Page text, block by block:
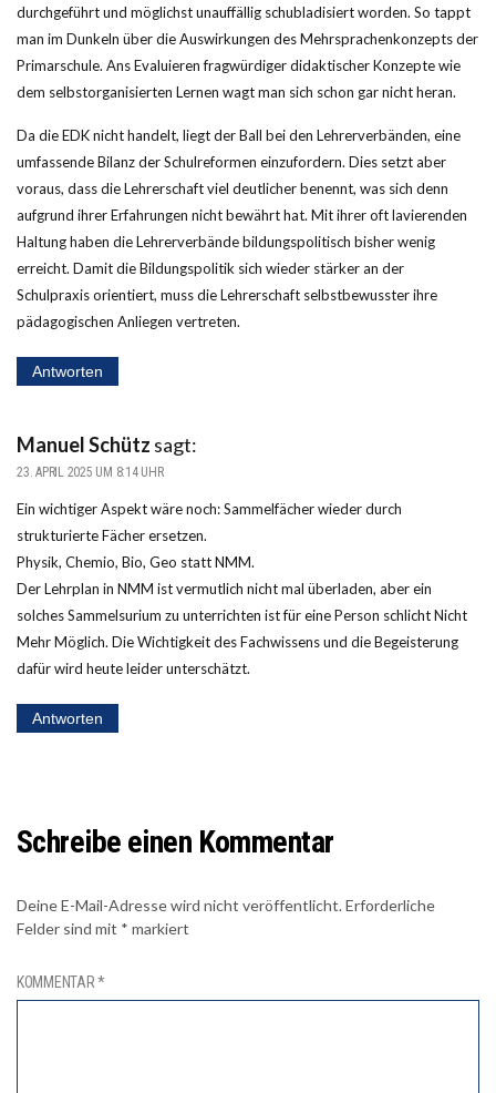
durchgeführt und möglichst unauffällig schubladisiert worden. So tappt
man im Dunkeln über die Auswirkungen des Mehrsprachenkonzepts der
Primarschule. Ans Evaluieren fragwürdiger didaktischer Konzepte wie
dem selbstorganisierten Lernen wagt man sich schon gar nicht heran.
Da die EDK nicht handelt, liegt der Ball bei den Lehrerverbänden, eine
umfassende Bilanz der Schulreformen einzufordern. Dies setzt aber
voraus, dass die Lehrerschaft viel deutlicher benennt, was sich denn
aufgrund ihrer Erfahrungen nicht bewährt hat. Mit ihrer oft lavierenden
Haltung haben die Lehrerverbände bildungspolitisch bisher wenig
erreicht. Damit die Bildungspolitik sich wieder stärker an der
Schulpraxis orientiert, muss die Lehrerschaft selbstbewusster ihre
pädagogischen Anliegen vertreten.
Antworten
Manuel Schütz sagt:
23. APRIL 2025 UM 8:14 UHR
Ein wichtiger Aspekt wäre noch: Sammelfächer wieder durch
strukturierte Fächer ersetzen.
Physik, Chemio, Bio, Geo statt NMM.
Der Lehrplan in NMM ist vermutlich nicht mal überladen, aber ein
solches Sammelsurium zu unterrichten ist für eine Person schlicht Nicht
Mehr Möglich. Die Wichtigkeit des Fachwissens und die Begeisterung
dafür wird heute leider unterschätzt.
Antworten
Schreibe einen Kommentar
Deine E-Mail-Adresse wird nicht veröffentlicht.Erforderliche
Felder sind mit * markiert
KOMMENTAR*